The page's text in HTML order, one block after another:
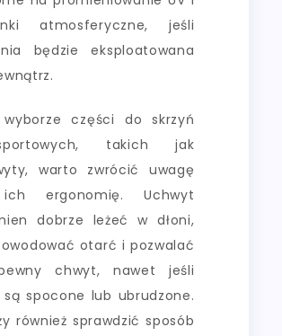
atmosferyczne, jeśli
będzie eksploatowana
wyborze części do skrzyń
takich jak
warto zwrócić uwagę
ergonomię. Uchwyt
dobrze leżeć w dłoni,
otarć i pozwalać
chwyt, nawet jeśli
spocone lub ubrudzone.
również sprawdzić sposób